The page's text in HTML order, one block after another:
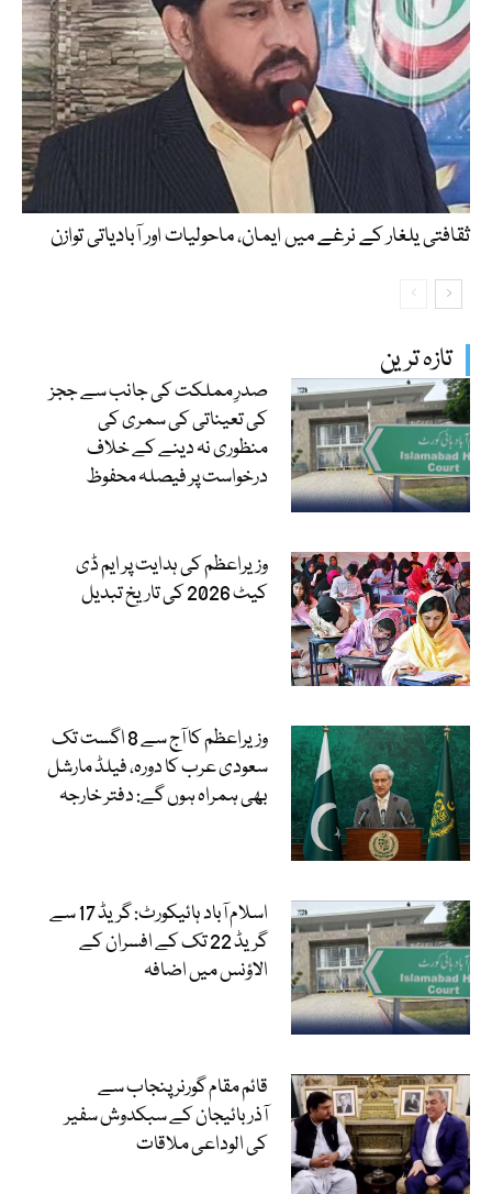
تازہ ترین
صدرِ مملکت کی جانب سے ججز
کی تعیناتی کی سمری کی
منظوری نہ دینے کے خلاف
درخواست پر فیصلہ محفوظ
وزیراعظم کی ہدایت پر ایم ڈی
کیٹ 2026 کی تاریخ تبدیل
وزیراعظم کا آج سے 8 اگست تک
سعودی عرب کا دورہ، فیلڈ مارشل
بھی ہمراہ ہوں گے: دفتر خارجہ
اسلام آباد ہائیکورٹ: گریڈ 17 سے
گریڈ 22 تک کے افسران کے
الاؤنس میں اضافہ
قائم مقام گورنر پنجاب سے
آذربائیجان کے سبکدوش سفیر
کی الوداعی ملاقات
​ثقافتی یلغار کے نرغے میں ایمان، ماحولیات اور آبادیاتی توازن